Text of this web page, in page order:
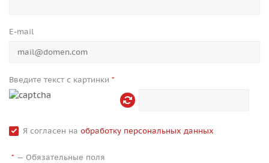
E-mail
Введите текст с картинки *
Я согласен на обработку персональных данных
* — Обязательные поля